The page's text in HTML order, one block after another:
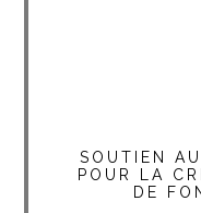
SOUTIEN
POUR LA
DE